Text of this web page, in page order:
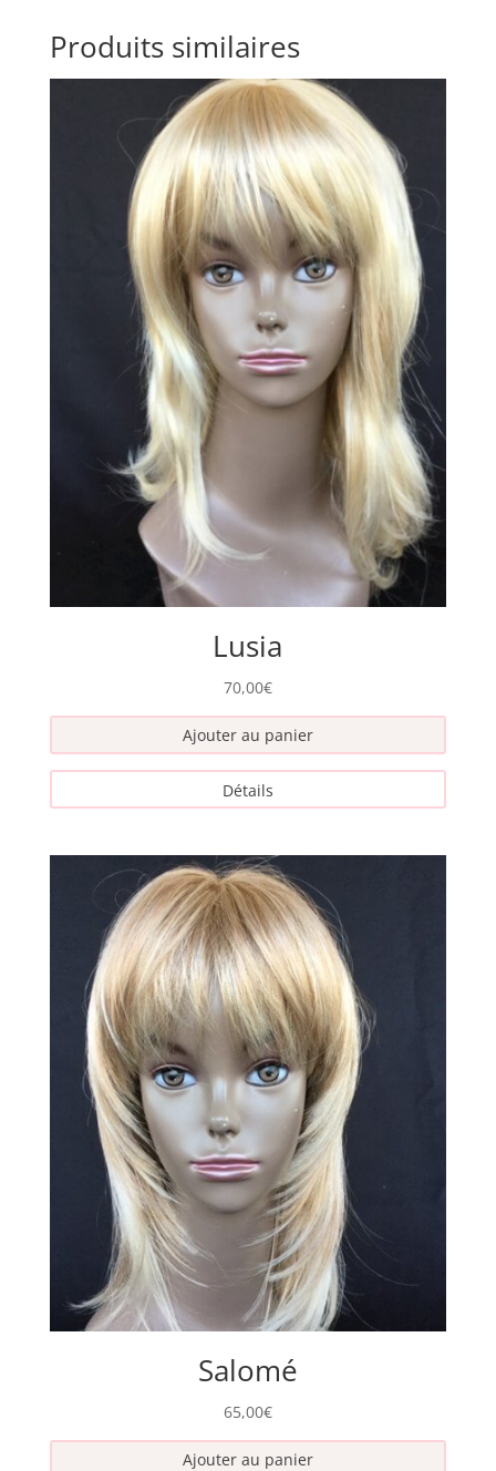
Produits similaires
Lusia
70,00€
Ajouter au panier
Détails
Salomé
65,00€
Ajouter au panier